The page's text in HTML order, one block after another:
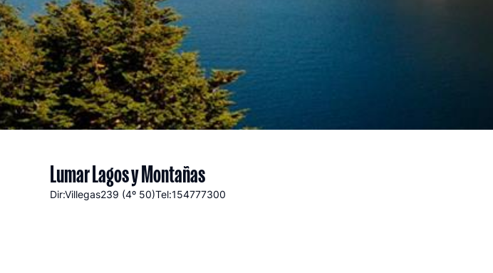
Lumar Lagos y Montañas
Dir:Villegas239 (4º 50)Tel:154777300